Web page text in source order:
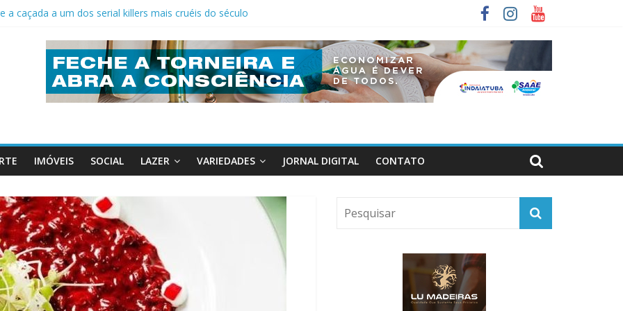
a caçada a um dos serial killers mais cruéis do século
para a Saúde
mais eficiência
Unidos
IMÓVEIS SOCIAL LAZER VARIEDADES JORNAL DIGITAL CONTATO